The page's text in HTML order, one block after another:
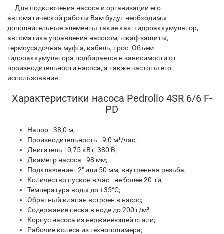
Для подключения насоса и организации его
автоматической работы Вам будут необходимы
дополнительные элементы такие как: гидроаккумулятор,
автоматика управления насосом, шкаф защиты,
термоусадочная муфта, кабель, трос. Объем
гидроаккумулятора подбирается в зависимости от
производительности насоса, а также частоты его
использования.
Характеристики насоса Pedrollo 4SR 6/6 F-
PD
Напор - 38,0 м;
Производительность - 9,0 м³/час;
Двигатель - 0,75 кВт, 380 В;
Диаметр насоса - 98 мм;
Подключение - 2" или 50 мм, внутренняя резьба;
Количество пусков в час - не более 20-ти;
Температура воды до +35°С;
Обратный клапан встроен в насос;
Содержание песка в воде до 200 г/м³;
Корпус насоса из нержавеющей стали;
Рабочие колеса из технополимера;